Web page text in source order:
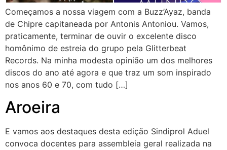
Começamos a nossa viagem com a Buzz’Ayaz, banda
de Chipre capitaneada por Antonis Antoniou. Vamos,
praticamente, terminar de ouvir o excelente disco
homônimo de estreia do grupo pela Glitterbeat
Records. Na minha modesta opinião um dos melhores
discos do ano até agora e que traz um som inspirado
nos anos 60 e 70, com tudo […]
Aroeira
E vamos aos destaques desta edição Sindiprol Aduel
convoca docentes para assembleia geral realizada na